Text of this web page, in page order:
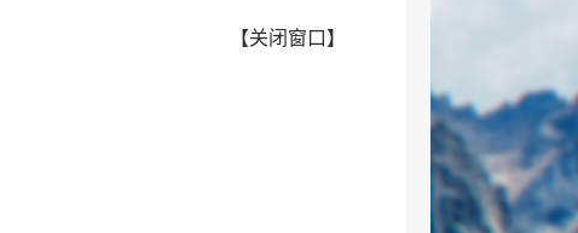
【关闭窗口 】